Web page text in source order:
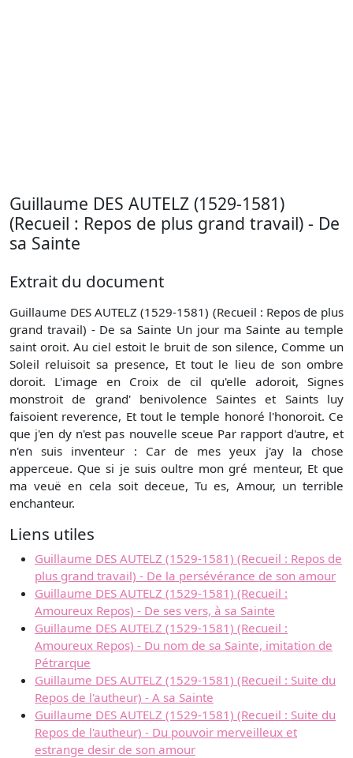
Guillaume DES AUTELZ (1529-1581)
(Recueil : Repos de plus grand travail) - De
sa Sainte
Extrait du document
Guillaume DES AUTELZ (1529-1581) (Recueil : Repos de plus
grand travail) - De sa Sainte Un jour ma Sainte au temple
saint oroit. Au ciel estoit le bruit de son silence, Comme un
Soleil reluisoit sa presence, Et tout le lieu de son ombre
doroit. L'image en Croix de cil qu'elle adoroit, Signes
monstroit de grand' benivolence Saintes et Saints luy
faisoient reverence, Et tout le temple honoré l'honoroit. Ce
que j'en dy n'est pas nouvelle sceue Par rapport d'autre, et
n'en suis inventeur : Car de mes yeux j'ay la chose
apperceue. Que si je suis oultre mon gré menteur, Et que
ma veuë en cela soit deceue, Tu es, Amour, un terrible
enchanteur.
Liens utiles
Guillaume DES AUTELZ (1529-1581) (Recueil : Repos de
plus grand travail) - De la persévérance de son amour
Guillaume DES AUTELZ (1529-1581) (Recueil :
Amoureux Repos) - De ses vers, à sa Sainte
Guillaume DES AUTELZ (1529-1581) (Recueil :
Amoureux Repos) - Du nom de sa Sainte, imitation de
Pétrarque
Guillaume DES AUTELZ (1529-1581) (Recueil : Suite du
Repos de l'autheur) - A sa Sainte
Guillaume DES AUTELZ (1529-1581) (Recueil : Suite du
Repos de l'autheur) - Du pouvoir merveilleux et
estrange desir de son amour